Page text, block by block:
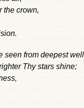
the crown,
seen from deepest
Thy stars shine;